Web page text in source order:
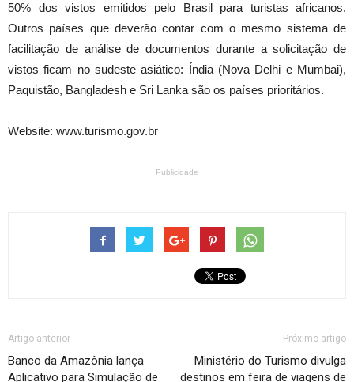
50% dos vistos emitidos pelo Brasil para turistas africanos.
Outros países que deverão contar com o mesmo sistema de
facilitação de análise de documentos durante a solicitação de
vistos ficam no sudeste asiático: Índia (Nova Delhi e Mumbai),
Paquistão, Bangladesh e Sri Lanka são os países prioritários.
Website: www.turismo.gov.br
Publicidade
Artigo anterior
Banco da Amazônia lança
Aplicativo para Simulação de
Próximo artigo
Ministério do Turismo divulga
destinos em feira de viagens de